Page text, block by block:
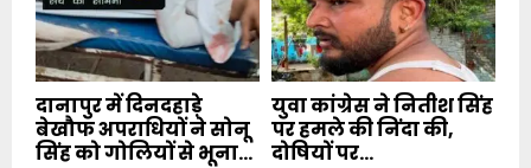
दानापुर में दिनदहाड़े
बेखौफ अपराधियों ने सोनू
सिंह को गोलियों से भूना...
युवा कांग्रेस ने नितीश सिंह
पर हमले की निंदा की,
दोषियों पर...